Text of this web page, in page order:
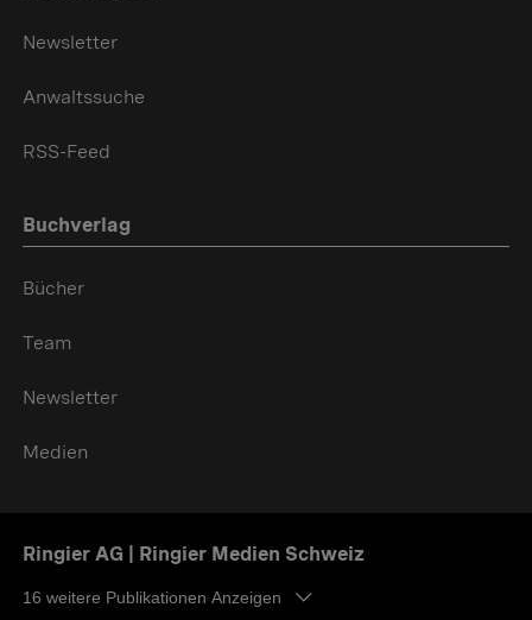
Newsletter
Anwaltssuche
RSS-Feed
Buchverlag
Bücher
Team
Newsletter
Medien
Ringier AG | Ringier Medien Schweiz
16 weitere Publikationen Anzeigen